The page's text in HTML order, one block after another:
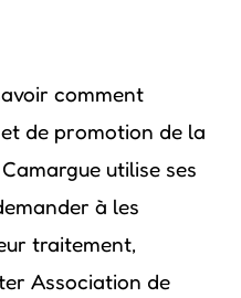
comment
de promotion de la
utilise ses
à les
traitement,
Association de